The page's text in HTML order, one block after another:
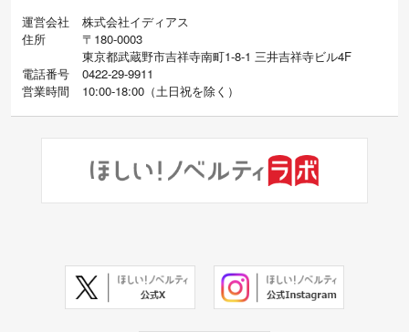
運営会社
株式会社イディアス
住所
〒180-0003
東京都武蔵野市吉祥寺南町1-8-1 三井吉祥寺ビル4F
電話番号
0422-29-9911
営業時間
10:00-18:00（土日祝を除く）